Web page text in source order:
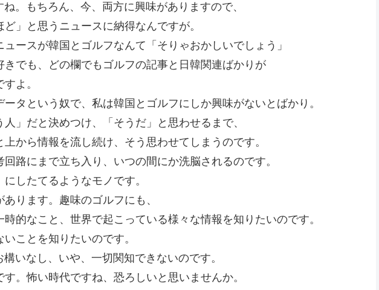
。もちろん、今、両方に興味がありますので、
」と思うニュースに納得なんですが。
ースが韓国とゴルフなんて「そりゃおかしいでしょう」
きでも、どの欄でもゴルフの記事と日韓関連ばかりが
よ。
タという奴で、私は韓国とゴルフにしか興味がないとばかり。
」だと決めつけ、「そうだ」と思わせるまで、
から情報を流し続け、そう思わせてしまうのです。
路にまで立ち入り、いつの間にか洗脳されるのです。
したてるようなモノです。
ります。趣味のゴルフにも、
的なこと、世界で起こっている様々な情報を知りたいのです。
ことを知りたいのです。
いなし、いや、一切関知できないのです。
。怖い時代ですね、恐ろしいと思いませんか。